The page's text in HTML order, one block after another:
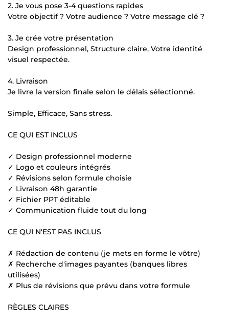
2. Je vous pose 3-4 questions rapides
Votre objectif ? Votre audience ? Votre message clé ?
3. Je crée votre présentation
Design professionnel, Structure claire, Votre identité
visuel respectée.
4. Livraison
Je livre la version finale selon le délais sélectionné.
Simple, Efficace, Sans stress.
CE QUI EST INCLUS
✓ Design professionnel moderne
✓ Logo et couleurs intégrés
✓ Révisions selon formule choisie
✓ Livraison 48h garantie
✓ Fichier PPT éditable
✓ Communication fluide tout du long
CE QUI N'EST PAS INCLUS
✗ Rédaction de contenu (je mets en forme le vôtre)
✗ Recherche d'images payantes (banques libres
utilisées)
✗ Plus de révisions que prévu dans votre formule
RÈGLES CLAIRES